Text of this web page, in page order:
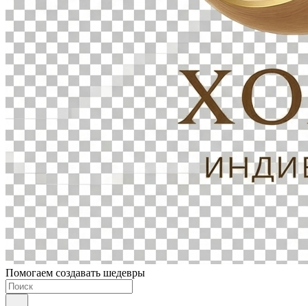
Помогаем создавать шедевры